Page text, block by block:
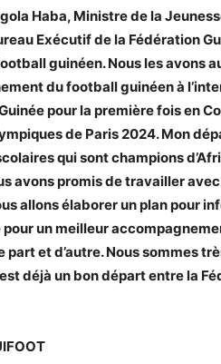
Haba, Ministre de la
Exécutif de la Fédération
guinéen. Nous les avons
du football guinéen à
pour la première fois en
de Paris 2024. Mon
qui sont champions
avons promis de travailler
allons élaborer un plan pour
pour un meilleur
part et d’autre. Nous sommes
déjà un bon départ entre la